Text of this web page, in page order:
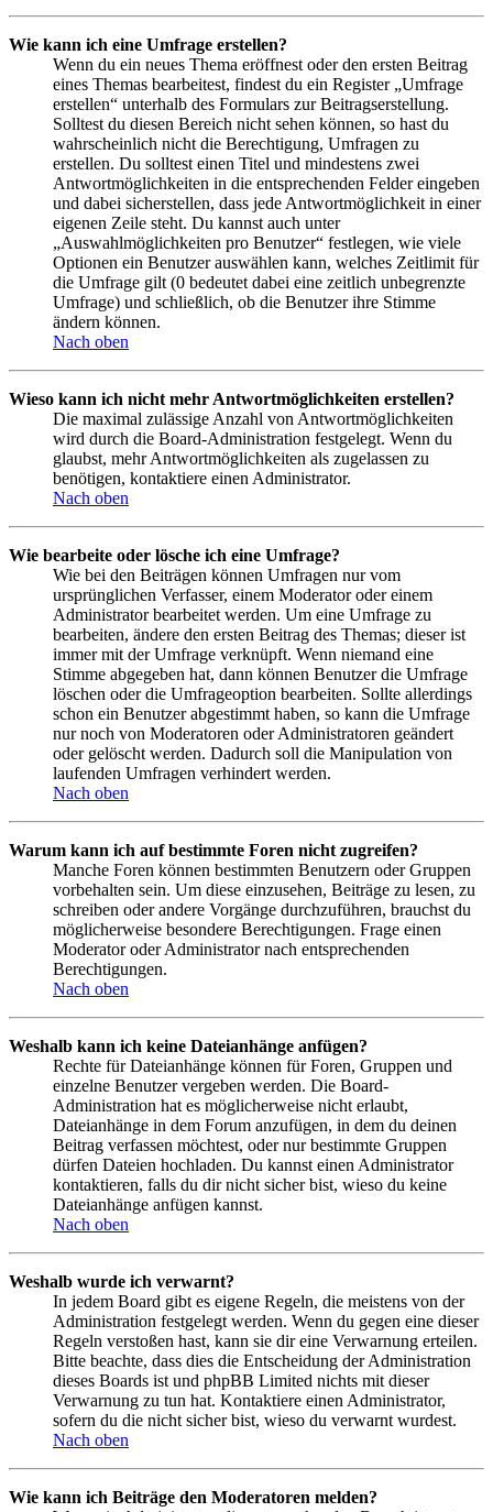
Wie kann ich eine Umfrage erstellen?
Wenn du ein neues Thema eröffnest oder den ersten Beitrag
eines Themas bearbeitest, findest du ein Register „Umfrage
erstellen“ unterhalb des Formulars zur Beitragserstellung.
Solltest du diesen Bereich nicht sehen können, so hast du
wahrscheinlich nicht die Berechtigung, Umfragen zu
erstellen. Du solltest einen Titel und mindestens zwei
Antwortmöglichkeiten in die entsprechenden Felder eingeben
und dabei sicherstellen, dass jede Antwortmöglichkeit in einer
eigenen Zeile steht. Du kannst auch unter
„Auswahlmöglichkeiten pro Benutzer“ festlegen, wie viele
Optionen ein Benutzer auswählen kann, welches Zeitlimit für
die Umfrage gilt (0 bedeutet dabei eine zeitlich unbegrenzte
Umfrage) und schließlich, ob die Benutzer ihre Stimme
ändern können.
Nach oben
Wieso kann ich nicht mehr Antwortmöglichkeiten erstellen?
Die maximal zulässige Anzahl von Antwortmöglichkeiten
wird durch die Board-Administration festgelegt. Wenn du
glaubst, mehr Antwortmöglichkeiten als zugelassen zu
benötigen, kontaktiere einen Administrator.
Nach oben
Wie bearbeite oder lösche ich eine Umfrage?
Wie bei den Beiträgen können Umfragen nur vom
ursprünglichen Verfasser, einem Moderator oder einem
Administrator bearbeitet werden. Um eine Umfrage zu
bearbeiten, ändere den ersten Beitrag des Themas; dieser ist
immer mit der Umfrage verknüpft. Wenn niemand eine
Stimme abgegeben hat, dann können Benutzer die Umfrage
löschen oder die Umfrageoption bearbeiten. Sollte allerdings
schon ein Benutzer abgestimmt haben, so kann die Umfrage
nur noch von Moderatoren oder Administratoren geändert
oder gelöscht werden. Dadurch soll die Manipulation von
laufenden Umfragen verhindert werden.
Nach oben
Warum kann ich auf bestimmte Foren nicht zugreifen?
Manche Foren können bestimmten Benutzern oder Gruppen
vorbehalten sein. Um diese einzusehen, Beiträge zu lesen, zu
schreiben oder andere Vorgänge durchzuführen, brauchst du
möglicherweise besondere Berechtigungen. Frage einen
Moderator oder Administrator nach entsprechenden
Berechtigungen.
Nach oben
Weshalb kann ich keine Dateianhänge anfügen?
Rechte für Dateianhänge können für Foren, Gruppen und
einzelne Benutzer vergeben werden. Die Board-
Administration hat es möglicherweise nicht erlaubt,
Dateianhänge in dem Forum anzufügen, in dem du deinen
Beitrag verfassen möchtest, oder nur bestimmte Gruppen
dürfen Dateien hochladen. Du kannst einen Administrator
kontaktieren, falls du dir nicht sicher bist, wieso du keine
Dateianhänge anfügen kannst.
Nach oben
Weshalb wurde ich verwarnt?
In jedem Board gibt es eigene Regeln, die meistens von der
Administration festgelegt werden. Wenn du gegen eine dieser
Regeln verstoßen hast, kann sie dir eine Verwarnung erteilen.
Bitte beachte, dass dies die Entscheidung der Administration
dieses Boards ist und phpBB Limited nichts mit dieser
Verwarnung zu tun hat. Kontaktiere einen Administrator,
sofern du die nicht sicher bist, wieso du verwarnt wurdest.
Nach oben
Wie kann ich Beiträge den Moderatoren melden?